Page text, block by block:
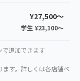
¥27,500〜
学生 ¥23,100〜
で追加できます
す。詳しくは各店舗ペ